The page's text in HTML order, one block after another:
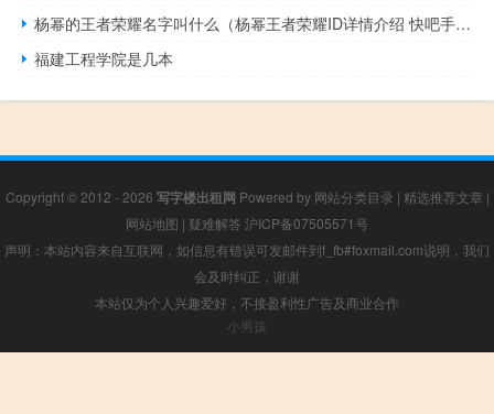
杨幂的王者荣耀名字叫什么（杨幂王者荣耀ID详情介绍 快吧手游）
福建工程学院是几本
Copyright © 2012 - 2026 写字楼出租网 Powered by 网站分类目录 | 精选推荐文章 |
网站地图 | 疑难解答 沪ICP备07505571号
声明：本站内容来自互联网，如信息有错误可发邮件到f_fb#foxmail.com说明，我们
会及时纠正，谢谢
本站仅为个人兴趣爱好，不接盈利性广告及商业合作
小男孩